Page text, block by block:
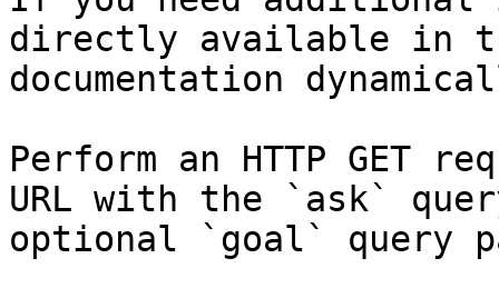
directly available in
documentation
Perform an HTTP GET
URL with the `ask`
optional `goal` query